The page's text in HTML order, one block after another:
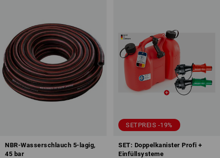
NBR-Wasserschlauch 5-lagig,
45 bar
SETPREIS -19%
SET: Doppelkanister Profi +
Einfüllsysteme